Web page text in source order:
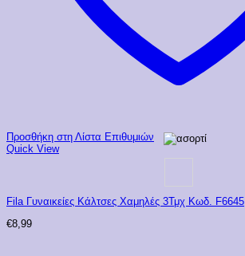
Προσθήκη στη Λίστα Επιθυμιών
Quick View
Fila Γυναικείες Κάλτσες Χαμηλές 3Τμχ Κωδ. F6645
€8,99